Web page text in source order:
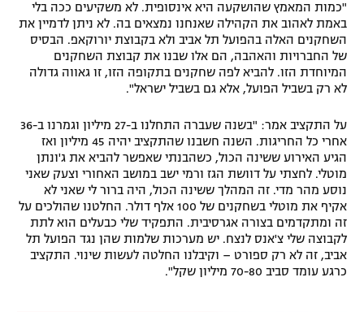
הצטרפות לחבילת הערוצים
לוח דרושים – ג'ובנט
המגזין
"כמות המאמץ שהושקעה היא אינסופית. לא משקיעים ככה בלי
באמת לאהוב את הקהילה שאנחנו נמצאים בה. לא ניתן לדמיין את
השחקנים האלה בהפועל תל אביב ולא בקבוצת יורוקאפ. הבסיס
של החברויות והאהבה, הם אלו שבנו את קבוצת השחקנים
המיוחדת הזו. להביא לפה שחקנים בתקופה הזו, זו גאווה גדולה
לא רק בשביל הפועל, אלא גם בשביל ישראל".
על התקציב אמר: "בשנה שעברה התחלנו ב-27 מיליון וגמרנו ב-36
אחרי כל החריגות. השנה חשבנו שהתקציב יהיה 45 מיליון ואז
הגיע האירוע ששינה הכול, כשהבנתי שאפשר להביא את ג'ונתן
מוטלי. לחצתי על דוושת הגז ורמי ישב במושב האחורי וצעק שאני
נוסע מהר מדי. זה המהלך ששינה הכול, היה ברור לי שאני לא
אקיף את מוטלי בשחקנים של 100 אלף דולר. החלטנו שהולכים על
זה ומתקדמים בצורה אגרסיבית. התפקיד שלי כבעלים הוא לתת
לקבוצה שלי צ'אנס לנצח. יש מערכות שלמות שהן נגד הפועל תל
אביב, זה לא רק ספורט – וקיבלנו החלטה לעשות שינוי. התקציב
כרגע עומד סביב 70-80 מיליון שקל".